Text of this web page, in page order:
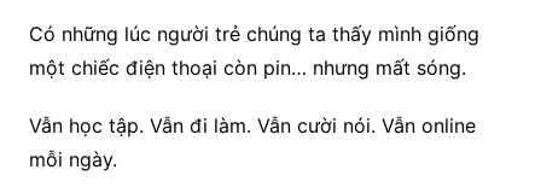
Có những lúc người trẻ chúng ta thấy mình giống
một chiếc điện thoại còn pin… nhưng mất sóng.
Vẫn học tập. Vẫn đi làm. Vẫn cười nói. Vẫn online
mỗi ngày.